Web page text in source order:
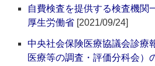
自費検査を提供する検査機関
厚生労働省 [2021/09/24]
中央社会保険医療協議会診療
医療等の調査・評価分科会）